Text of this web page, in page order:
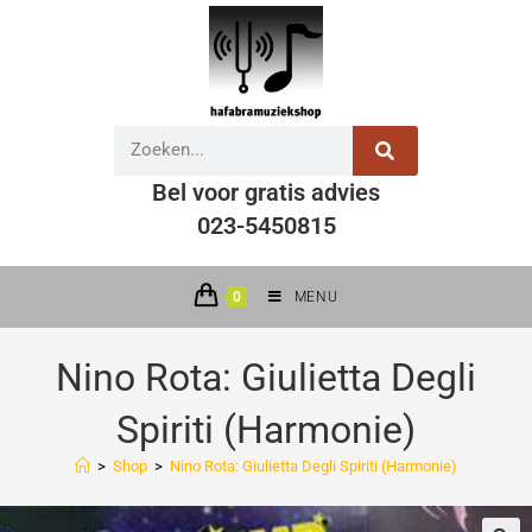
Bel voor gratis advies
023-5450815
0 MENU
Nino Rota: Giulietta Degli
Spiriti (Harmonie)
> Shop > Nino Rota: Giulietta Degli Spiriti (Harmonie)